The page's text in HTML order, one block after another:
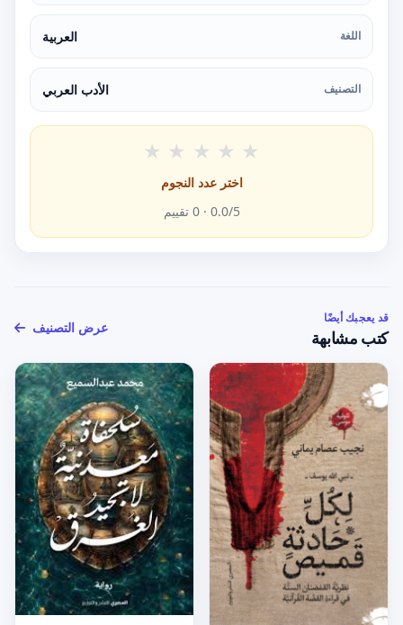
اللغة العربية
التصنيف الأدب العربي
★ ★ ★ ★ ★
اختر عدد النجوم
0.0/5 ·
0 تقييم
قد يعجبك أيضًا
كتب مشابهة
عرض التصنيف